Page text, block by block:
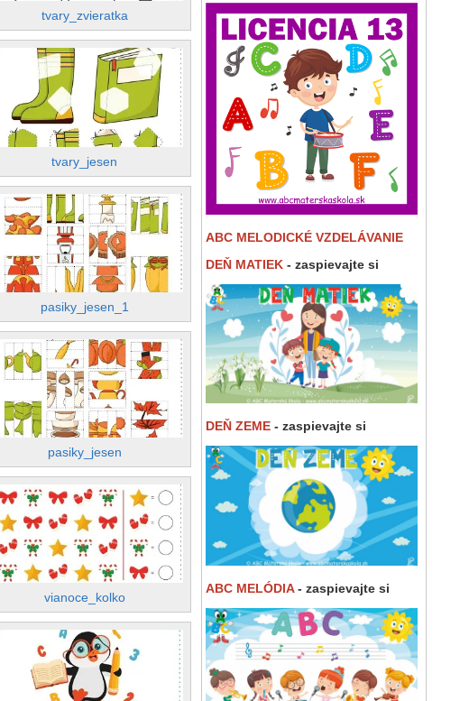
ABC MELODICKÉ VZDELÁVANIE
DEŇ MATIEK - zaspievajte si
DEŇ ZEME - zaspievajte si
ABC MELÓDIA- zaspievajte si
tvary_zvieratka
tvary_jesen
pasiky_jesen_1
pasiky_jesen
vianoce_kolko